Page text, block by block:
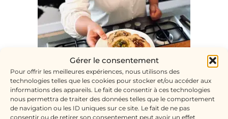
Gérer le consentement
Pour offrir les meilleures expériences, nous utilisons des
technologies telles que les cookies pour stocker et/ou accéder aux
informations des appareils. Le fait de consentir à ces technologies
nous permettra de traiter des données telles que le comportement
de navigation ou les ID uniques sur ce site. Le fait de ne pas
consentir ou de retirer son consentement peut avoir un effet